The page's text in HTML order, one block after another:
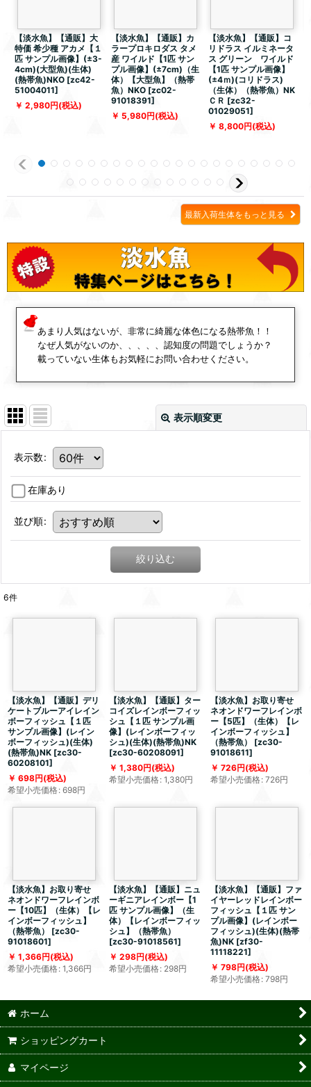
【淡水魚】【通販】大
特価 希少種 アカメ【１
匹 サンプル画像】(±3-
4cm)(大型魚)(生体)
(熱帯魚)NKO [zc42-
51004011]
2,980円(税込)
【淡水魚】【通販】カ
ラープロキロダス タメ
産 ワイルド【1匹 サン
プル画像】(±7cm)（生
体）【大型魚】（熱帯
魚）NKO [zc02-
91018391]
5,980円(税込)
【淡水魚】【通販】コ
リドラス イルミネータ
ス グリーン ワイルド
【1匹 サンプル画像】
(±4ｍ)(コリドラス)
（生体）（熱帯魚）NK
ＣＲ [zc32-
01029051]
8,800円(税込)
最新入荷生体をもっと見る
あまり人気はないが、非常に綺麗な体色になる熱帯魚！！
なぜ人気がないのか、、、、、認知度の問題でしょうか？
載っていない生体もお気軽にお問い合わせください。
表示順変更
表示数:
在庫あり
並び順:
絞り込む
6件
【淡水魚】【通販】デリ
ケートブルーアイレイン
ボーフィッシュ【１匹
サンプル画像】(レイン
ボーフィッシュ)(生体)
(熱帯魚)NK [zc30-
60208101]
698円(税込)
希望小売価格: 698円
【淡水魚】【通販】ター
コイズレインボーフィッ
シュ【１匹 サンプル画
像】(レインボーフィッ
シュ)(生体)(熱帯魚)NK
[zc30-60208091]
1,380円(税込)
希望小売価格: 1,380円
【淡水魚】お取り寄せ
ネオンドワーフレインボ
ー【5匹】（生体）【レ
インボーフィッシュ】
（熱帯魚）
[zc30-
91018611]
726円(税込)
希望小売価格: 726円
【淡水魚】お取り寄せ
ネオンドワーフレインボ
ー【10匹】（生体）【レ
インボーフィッシュ】
（熱帯魚）
[zc30-
91018601]
1,366円(税込)
希望小売価格: 1,366円
【淡水魚】【通販】ニュ
ーギニアレインボー【1
匹 サンプル画像】（生
体）【レインボーフィッ
シュ】（熱帯魚）
[zc30-91018561]
298円(税込)
希望小売価格: 298円
【淡水魚】【通販】ファ
イヤーレッドレインボー
フィッシュ【１匹 サン
プル画像】(レインボー
フィッシュ)(生体)(熱帯
魚)NK [zf30-
11118221]
798円(税込)
希望小売価格: 798円
ホーム
ショッピングカート
マイページ